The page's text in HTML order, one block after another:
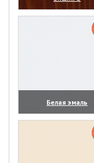
(увеличить)
Белая эмаль
(увеличить)